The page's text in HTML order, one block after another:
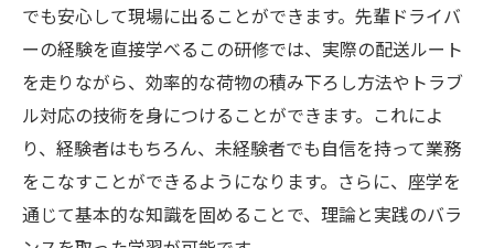
でも安心して現場に出ることができます。先輩ドライバ
ーの経験を直接学べるこの研修では、実際の配送ルート
を走りながら、効率的な荷物の積み下ろし方法やトラブ
ル対応の技術を身につけることができます。これによ
り、経験者はもちろん、未経験者でも自信を持って業務
をこなすことができるようになります。さらに、座学を
通じて基本的な知識を固めることで、理論と実践のバラ